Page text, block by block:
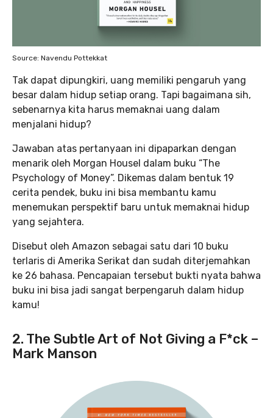
Source: Navendu Pottekkat
Tak dapat dipungkiri, uang memiliki pengaruh yang
besar dalam hidup setiap orang. Tapi bagaimana sih,
sebenarnya kita harus memaknai uang dalam
menjalani hidup?
Jawaban atas pertanyaan ini dipaparkan dengan
menarik oleh Morgan Housel dalam buku “The
Psychology of Money”. Dikemas dalam bentuk 19
cerita pendek, buku ini bisa membantu kamu
menemukan perspektif baru untuk memaknai hidup
yang sejahtera.
Disebut oleh Amazon sebagai satu dari 10 buku
terlaris di Amerika Serikat dan sudah diterjemahkan
ke 26 bahasa. Pencapaian tersebut bukti nyata bahwa
buku ini bisa jadi sangat berpengaruh dalam hidup
kamu!
2. The Subtle Art of Not Giving a F*ck –
Mark Manson